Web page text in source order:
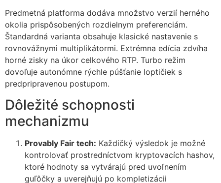
Predmetná platforma dodáva množstvo verzií herného
okolia prispôsobených rozdielnym preferenciám.
Štandardná varianta obsahuje klasické nastavenie s
rovnovážnymi multiplikátormi. Extrémna edícia zdvíha
horné zisky na úkor celkového RTP. Turbo režim
dovoľuje autonómne rýchle púšťanie loptičiek s
predpripravenou postupom.
Dôležité schopnosti
mechanizmu
Provably Fair tech: Každičký výsledok je možné
kontrolovať prostredníctvom kryptovacích hashov,
ktoré hodnoty sa vytvárajú pred uvoľnením
guľôčky a uverejňujú po kompletizácii